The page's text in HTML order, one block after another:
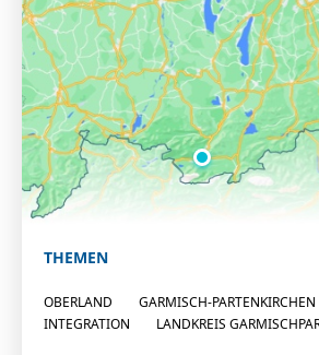
THEMEN
OBERLAND
GARMISCH-PARTENKIRCHEN
INTEGRATION
LANDKREIS